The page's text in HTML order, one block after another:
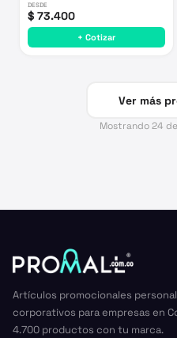
DESDE
$ 73.400
+ Cotizar
Ver más
Mostrando24 de
Artículos promocionales
corporativos para empresas en
4.700 productos con tu marca.